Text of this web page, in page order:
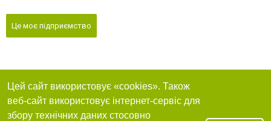
Це моє підприємство
Цей сайт використовує «cookies». Також
веб-сайт використовує інтернет-сервіс для
збору технічних даних стосовно